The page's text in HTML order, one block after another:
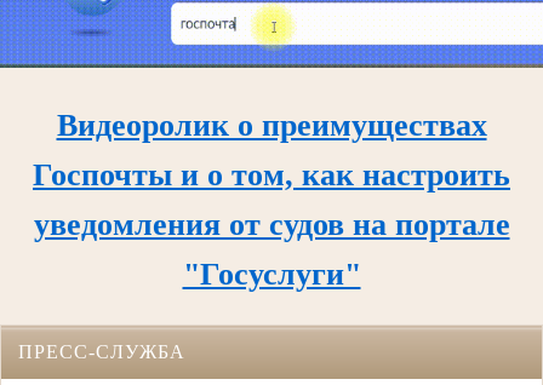
Видеоролик о преимуществах
Госпочты и о том, как настроить
уведомления от судов на портале
"Госуслуги"
ПРЕСС-СЛУЖБА